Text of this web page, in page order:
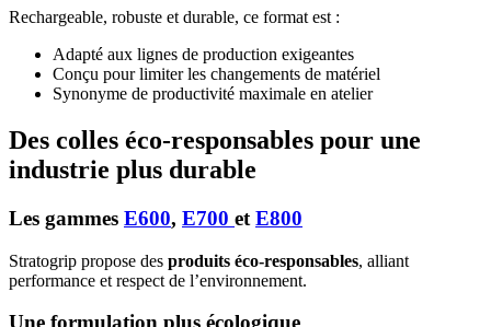
Rechargeable, robuste et durable, ce format est :
Adapté aux lignes de production exigeantes
Conçu pour limiter les changements de matériel
Synonyme de productivité maximale en atelier
Des colles éco-responsables pour une
industrie plus durable
Les gammes E600, E700 et E800
Stratogrip propose des produits éco-responsables, alliant
performance et respect de l’environnement.